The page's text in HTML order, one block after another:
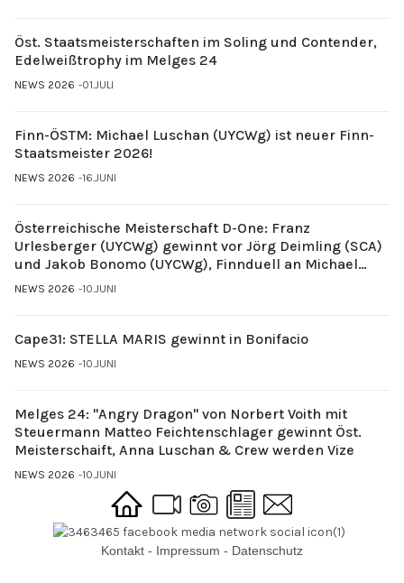
Öst. Staatsmeisterschaften im Soling und Contender,
Edelweißtrophy im Melges 24
NEWS 2026 01.JULI
Finn-ÖSTM: Michael Luschan (UYCWg) ist neuer Finn-
Staatsmeister 2026!
NEWS 2026 16.JUNI
Österreichische Meisterschaft D-One: Franz
Urlesberger (UYCWg) gewinnt vor Jörg Deimling (SCA)
und Jakob Bonomo (UYCWg), Finnduell an Michael
Gubi (UYCMo)
NEWS 2026 10.JUNI
Cape31: STELLA MARIS gewinnt in Bonifacio
NEWS 2026 10.JUNI
Melges 24: "Angry Dragon" von Norbert Voith mit
Steuermann Matteo Feichtenschlager gewinnt Öst.
Meisterschaift, Anna Luschan & Crew werden Vize
NEWS 2026 10.JUNI
Kontakt - Impressum - Datenschutz